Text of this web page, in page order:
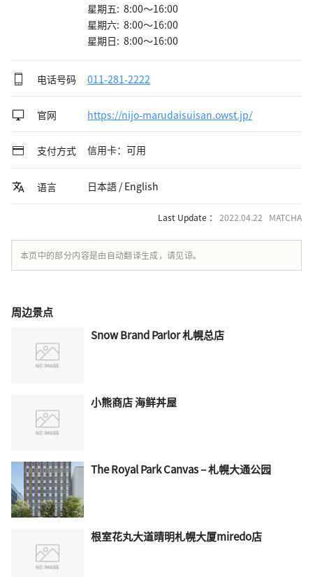
星期五: 8:00～16:00
星期六: 8:00～16:00
星期日: 8:00～16:00
电话号码 011-281-2222
官网 https://nijo-marudaisuisan.owst.jp/
支付方式 信用卡：可用
语言 日本語 / English
Last Update ： 2022.04.22 MATCHA
本页中的部分内容是由自动翻译生成，请见谅。
周边景点
Snow Brand Parlor 札幌总店
小熊商店 海鲜丼屋
The Royal Park Canvas – 札幌大通公园
根室花丸大道晴明札幌大厦miredo店